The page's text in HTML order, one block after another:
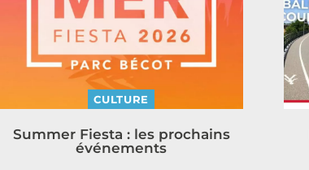
CULTURE
Summer Fiesta : les prochains
événements